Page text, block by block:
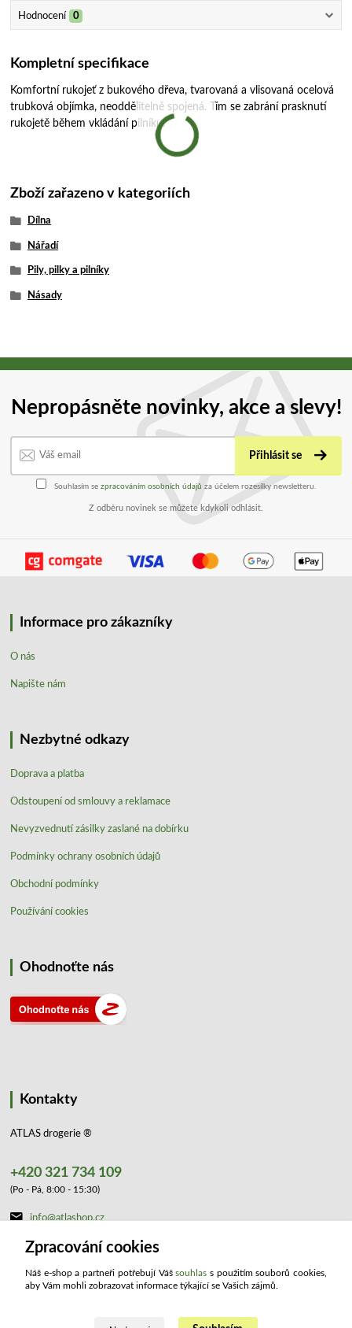
Hodnocení 0
Kompletní specifikace
Komfortní rukojeť z bukového dřeva, tvarovaná a vlisovaná ocelová
trubková objímka, neoddělitelně spojená. Tím se zabrání prasknutí
rukojetě během vkládání pilníku.
Zboží zařazeno v kategoriích
Dílna
Nářadí
Pily, pilky a pilníky
Násady
Nepropásněte novinky, akce a slevy!
Přihlásit se
Souhlasím se zpracováním osobních údajů za účelem rozesílky newsletteru.
Z odběru novinek se můžete kdykoli odhlásit.
Informace pro zákazníky
O nás
Napište nám
Nezbytné odkazy
Doprava a platba
Odstoupení od smlouvy a reklamace
Nevyzvednutí zásilky zaslané na dobírku
Podmínky ochrany osobních údajů
Obchodní podmínky
Používání cookies
Ohodnoťte nás
Kontakty
ATLAS drogerie ®
+420 321 734 109
(Po - Pá, 8:00 - 15:30)
info@atlashop.cz
Zpracování cookies
Náš e-shop a partneři potřebují Vášsouhlas s použitím souborů cookies,
aby Vám mohli zobrazovat informace týkající se Vašich zájmů.